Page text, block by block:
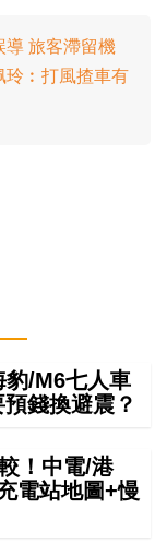
導 旅客滯留機
玲︰打風揸車有
/M6七人車
錢換避震？
！中電/港
電站地圖+慢